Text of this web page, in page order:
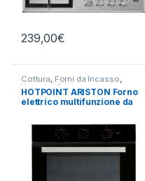
239,00€
Cottura, Forni da Incasso,
Hotpoint Ariston
HOTPOINT ARISTON Forno
elettrico multifunzione da